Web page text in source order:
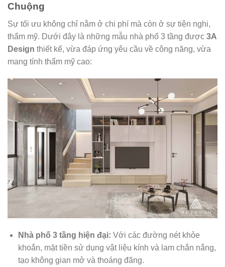
Chuộng
Sự tối ưu không chỉ nằm ở chi phí mà còn ở sự tiện nghi,
thẩm mỹ. Dưới đây là những mẫu nhà phố 3 tầng được 3A
Design thiết kế, vừa đáp ứng yêu cầu về công năng, vừa
mang tính thẩm mỹ cao:
Nhà phố 3 tầng hiện đại: Với các đường nét khỏe
khoắn, mặt tiền sử dụng vật liệu kính và lam chắn nắng,
tạo không gian mở và thoáng đãng.